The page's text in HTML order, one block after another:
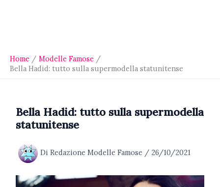
Home
Modelle Famose
Bella Hadid: tutto sulla supermodella statunitense
Bella Hadid: tutto sulla supermodella
statunitense
Di Redazione Modelle Famose / 26/10/2021